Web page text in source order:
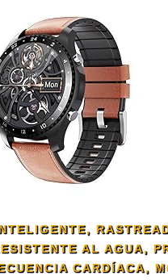
AL AGUA,
CARDÍACA,